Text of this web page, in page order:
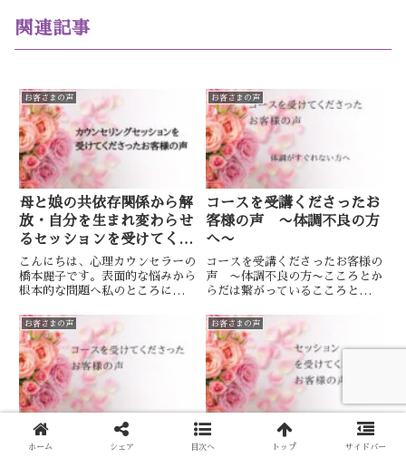
関連記事
お客さまの声
母と娘の共依存関係から解
放・自分を生まれ変わらせ
るセッションを受けてくだ
さったお客様の声
こんにちは、心理カウンセラーの
橋本麗子です。表面的な悩みから
根本的な問題へ私のところには、
しゃいます。そのお悩みに関して
表面上の問題をクリアしようとし
ても根本的な問題解決には至らな
いことがほとんどです。なぜな
ら...
お客さまの声
コースを受講くださったお
客様の声 〜体調不良の方
へ〜
コースを受講くださったお客様の
声 〜体調不良の方〜こころとか
らだは繋がっているこころとから
は繋がっているというのは、これ
までもずっと伝えてきました。
「からだ」の調子が良くないと
「こころ」も元気にはなりようが
なく...
お客さまの声
コースをご受講くださった
お客様の声 〜自己肯定感
お客さまの声
セッションを受けてくださ
ったお客様の声 〜心が落
ホーム シェア 目次へ トップ サイドバー